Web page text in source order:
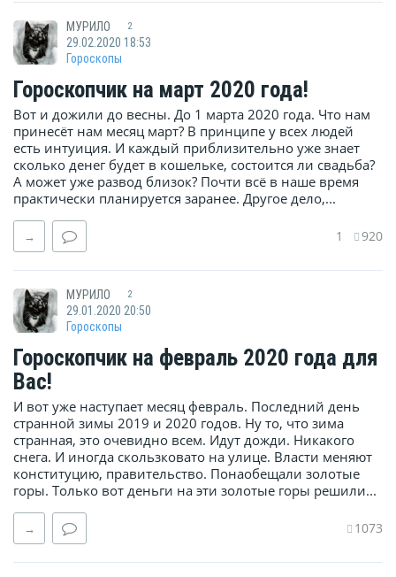
МУРИЛО 2
29.02.2020 18:53
Гороскопы
Гороскопчик на март 2020 года!
Вот и дожили до весны. До 1 марта 2020 года. Что нам
принесёт нам месяц март? В принципе у всех людей
есть интуиция. И каждый приблизительно уже знает
сколько денег будет в кошельке, состоится ли свадьба?
А может уже развод близок? Почти всё в наше время
практически планируется заранее. Другое дело,...
→ 1 920
МУРИЛО 2
29.01.2020 20:50
Гороскопы
Гороскопчик на февраль 2020 года для
Вас!
И вот уже наступает месяц февраль. Последний день
странной зимы 2019 и 2020 годов. Ну то, что зима
странная, это очевидно всем. Идут дожди. Никакого
снега. И иногда скользковато на улице. Власти меняют
конституцию, правительство. Понаобещали золотые
горы. Только вот деньги на эти золотые горы решили...
→ 1073